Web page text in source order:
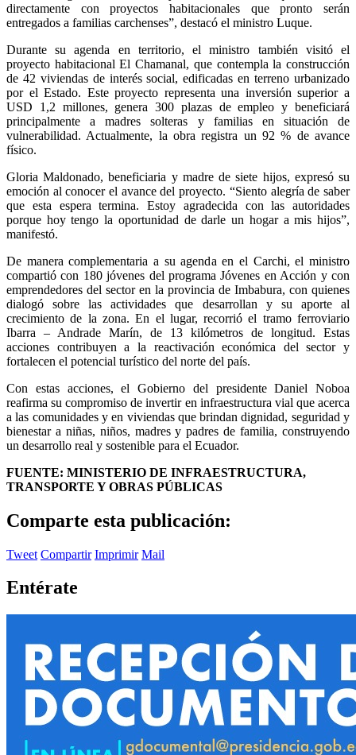
directamente con proyectos habitacionales que pronto serán
entregados a familias carchenses”, destacó el ministro Luque.
Durante su agenda en territorio, el ministro también visitó el
proyecto habitacional El Chamanal, que contempla la construcción
de 42 viviendas de interés social, edificadas en terreno urbanizado
por el Estado. Este proyecto representa una inversión superior a
USD 1,2 millones, genera 300 plazas de empleo y beneficiará
principalmente a madres solteras y familias en situación de
vulnerabilidad. Actualmente, la obra registra un 92 % de avance
físico.
Gloria Maldonado, beneficiaria y madre de siete hijos, expresó su
emoción al conocer el avance del proyecto. “Siento alegría de saber
que esta espera termina. Estoy agradecida con las autoridades
porque hoy tengo la oportunidad de darle un hogar a mis hijos”,
manifestó.
De manera complementaria a su agenda en el Carchi, el ministro
compartió con 180 jóvenes del programa Jóvenes en Acción y con
emprendedores del sector en la provincia de Imbabura, con quienes
dialogó sobre las actividades que desarrollan y su aporte al
crecimiento de la zona. En el lugar, recorrió el tramo ferroviario
Ibarra – Andrade Marín, de 13 kilómetros de longitud. Estas
acciones contribuyen a la reactivación económica del sector y
fortalecen el potencial turístico del norte del país.
Con estas acciones, el Gobierno del presidente Daniel Noboa
reafirma su compromiso de invertir en infraestructura vial que acerca
a las comunidades y en viviendas que brindan dignidad, seguridad y
bienestar a niñas, niños, madres y padres de familia, construyendo
un desarrollo real y sostenible para el Ecuador.
FUENTE: MINISTERIO DE INFRAESTRUCTURA,
TRANSPORTE Y OBRAS PÚBLICAS
Comparte esta publicación:
Tweet Compartir Imprimir Mail
Entérate